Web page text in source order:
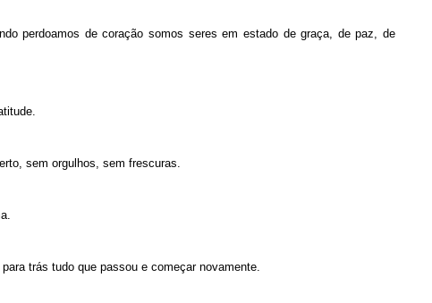
perdoamos de coração somos seres em estado de graça, de paz, de
sem orgulhos, sem frescuras.
trás tudo que passou e começar novamente.